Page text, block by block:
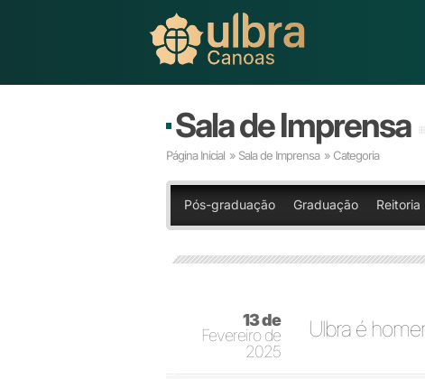
Sala de Imprensa
Página Inicial » Sala de Imprensa » Categoria
Pós-graduação Graduação Reitoria
13 de
Fevereiro de
2025
Ulbra é